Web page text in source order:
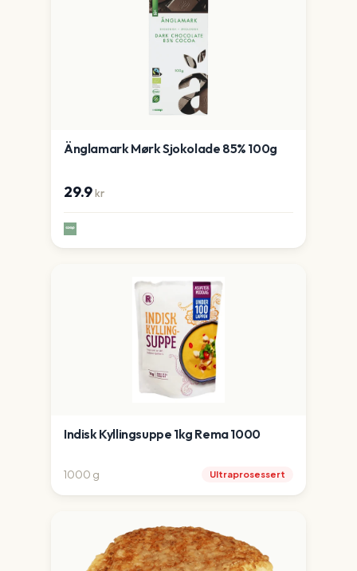
Änglamark Mørk Sjokolade 85% 100g
29.9kr
Indisk Kyllingsuppe 1kg Rema 1000
1000 g Ultraprosessert